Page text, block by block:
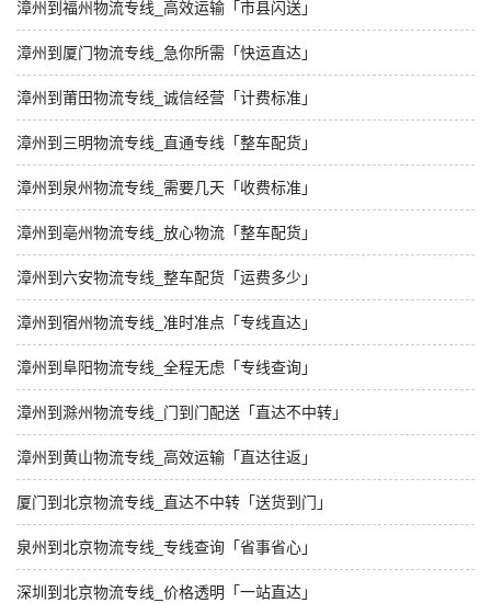
漳州到福州物流专线_高效运输「市县闪送」
漳州到厦门物流专线_急你所需「快运直达」
漳州到莆田物流专线_诚信经营「计费标准」
漳州到三明物流专线_直通专线「整车配货」
漳州到泉州物流专线_需要几天「收费标准」
漳州到亳州物流专线_放心物流「整车配货」
漳州到六安物流专线_整车配货「运费多少」
漳州到宿州物流专线_准时准点「专线直达」
漳州到阜阳物流专线_全程无虑「专线查询」
漳州到滁州物流专线_门到门配送「直达不中转」
漳州到黄山物流专线_高效运输「直达往返」
厦门到北京物流专线_直达不中转「送货到门」
泉州到北京物流专线_专线查询「省事省心」
深圳到北京物流专线_价格透明「一站直达」